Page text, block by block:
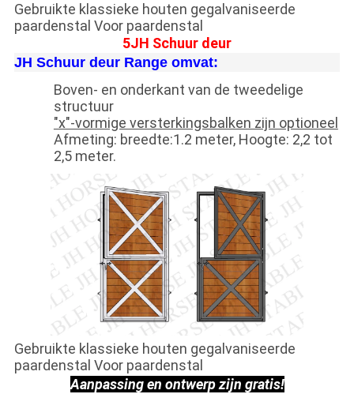
Gebruikte klassieke houten gegalvaniseerde
paardenstal Voor paardenstal
5JH Schuur deur
JH Schuur deur Range omvat:
Boven- en onderkant van de tweedelige
structuur
"x"-vormige versterkingsbalken zijn optioneel
Afmeting: breedte:1.2 meter, Hoogte: 2,2 tot
2,5 meter.
Gebruikte klassieke houten gegalvaniseerde
paardenstal Voor paardenstal
Aanpassing en ontwerp zijn gratis!